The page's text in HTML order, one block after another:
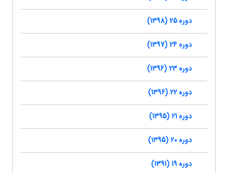
دوره 25 (1398)
دوره 24 (1397)
دوره 23 (1396)
دوره 22 (1396)
دوره 21 (1395)
دوره 20 (1395)
دوره 19 (1391)